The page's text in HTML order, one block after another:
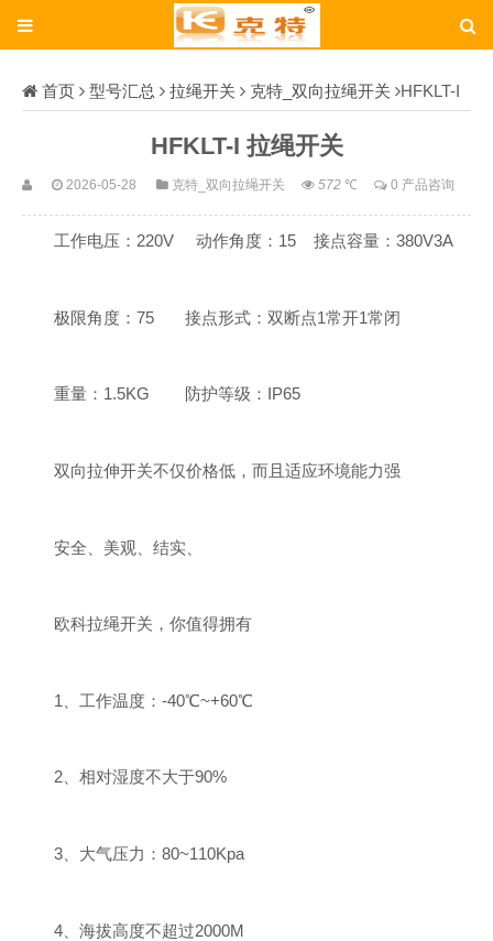
首页 型号汇总 拉绳开关 克特_双向拉绳开关 HFKLT-I
HFKLT-I 拉绳开关
2026-05-28 克特_双向拉绳开关 572 ℃ 0 产品咨询
工作电压：220V 动作角度：15 接点容量：380V3A
极限角度：75 接点形式：双断点1常开1常闭
重量：1.5KG 防护等级：IP65
双向拉伸开关不仅价格低，而且适应环境能力强
安全、美观、结实、
欧科拉绳开关，你值得拥有
1、工作温度：-40℃~+60℃
2、相对湿度不大于90%
3、大气压力：80~110Kpa
4、海拔高度不超过2000M